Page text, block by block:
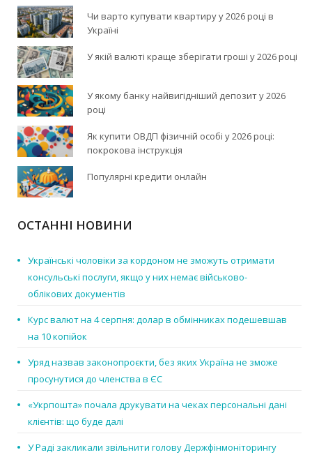
Чи варто купувати квартиру у 2026 році в
Україні
У якій валюті краще зберігати гроші у 2026 році
У якому банку найвигідніший депозит у 2026
році
Як купити ОВДП фізичній особі у 2026 році:
покрокова інструкція
Популярні кредити онлайн
ОСТАННІ НОВИНИ
Українські чоловіки за кордоном не зможуть отримати
консульські послуги, якщо у них немає військово-
облікових документів
Курс валют на 4 серпня: долар в обмінниках подешевшав
на 10 копійок
Уряд назвав законопроєкти, без яких Україна не зможе
просунутися до членства в ЄС
«Укрпошта» почала друкувати на чеках персональні дані
клієнтів: що буде далі
У Раді закликали звільнити голову Держфінмоніторингу